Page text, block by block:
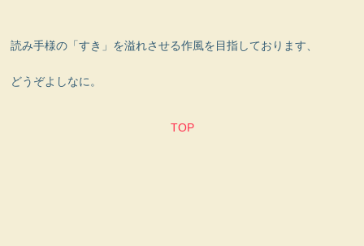
読み手様の「すき」を溢れさせる作風を目指しております、
どうぞよしなに。
TOP